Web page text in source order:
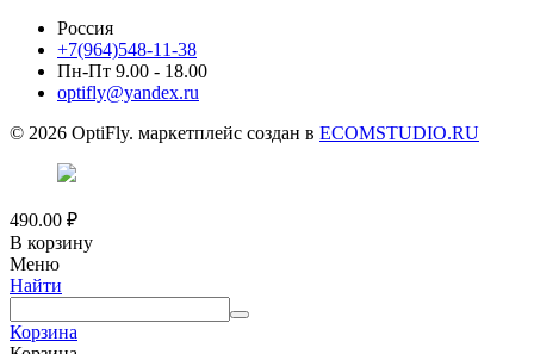
Россия
+7(964)548-11-38
Пн-Пт 9.00 - 18.00
optifly@yandex.ru
© 2026 OptiFly. маркетплейс создан в ECOMSTUDIO.RU
490.00 ₽
В корзину
Меню
Найти
Корзина